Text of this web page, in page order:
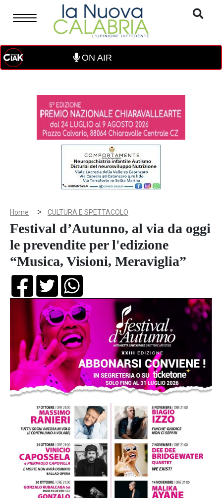
ON AIR
Home > CULTURA E SPETTACOLO
Festival d’Autunno, al via da oggi
le prevendite per l'edizione
“Musica, Visioni, Meraviglia”